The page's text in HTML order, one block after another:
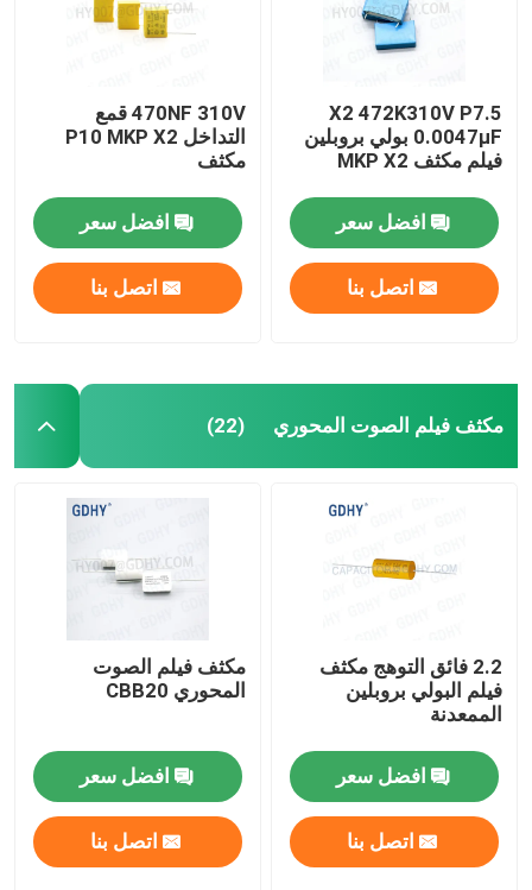
X2 472K310V P7.5
0.0047μF بولي بروبلين
فيلم مكثف MKP X2
افضل سعر
اتصل بنا
470NF 310V قمع
التداخل P10 MKP X2
مكثف
افضل سعر
اتصل بنا
مكثف فيلم الصوت المحوري (22)
2.2 فائق التوهج مكثف
فيلم البولي بروبلين
الممعدنة
افضل سعر
اتصل بنا
مكثف فيلم الصوت
المحوري CBB20
افضل سعر
اتصل بنا